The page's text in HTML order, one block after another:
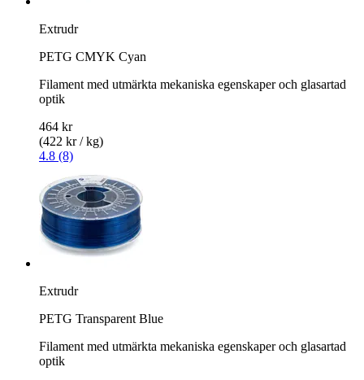
Extrudr
PETG CMYK Cyan
Filament med utmärkta mekaniska egenskaper och glasartad
optik
464 kr
(422 kr / kg)
4.8 (8)
Extrudr
PETG Transparent Blue
Filament med utmärkta mekaniska egenskaper och glasartad
optik